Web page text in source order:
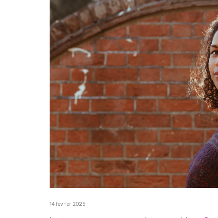
14 février 2025